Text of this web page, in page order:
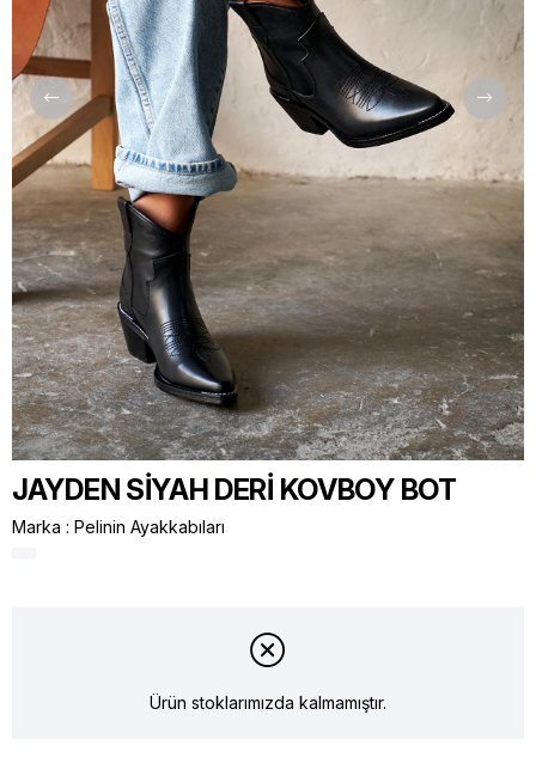
JAYDEN SİYAH DERİ KOVBOY BOT
Marka : Pelinin Ayakkabıları
Ürün stoklarımızda kalmamıştır.